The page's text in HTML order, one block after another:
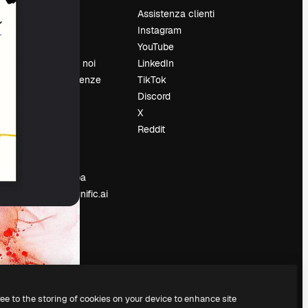
Lavora con noi
Cerca tendenze
Sala stampa
Cerchi magnific.ai
Assistenza clienti
Instagram
YouTube
LinkedIn
TikTok
Discord
X
Reddit
to the storing of cookies on your device to enhance site